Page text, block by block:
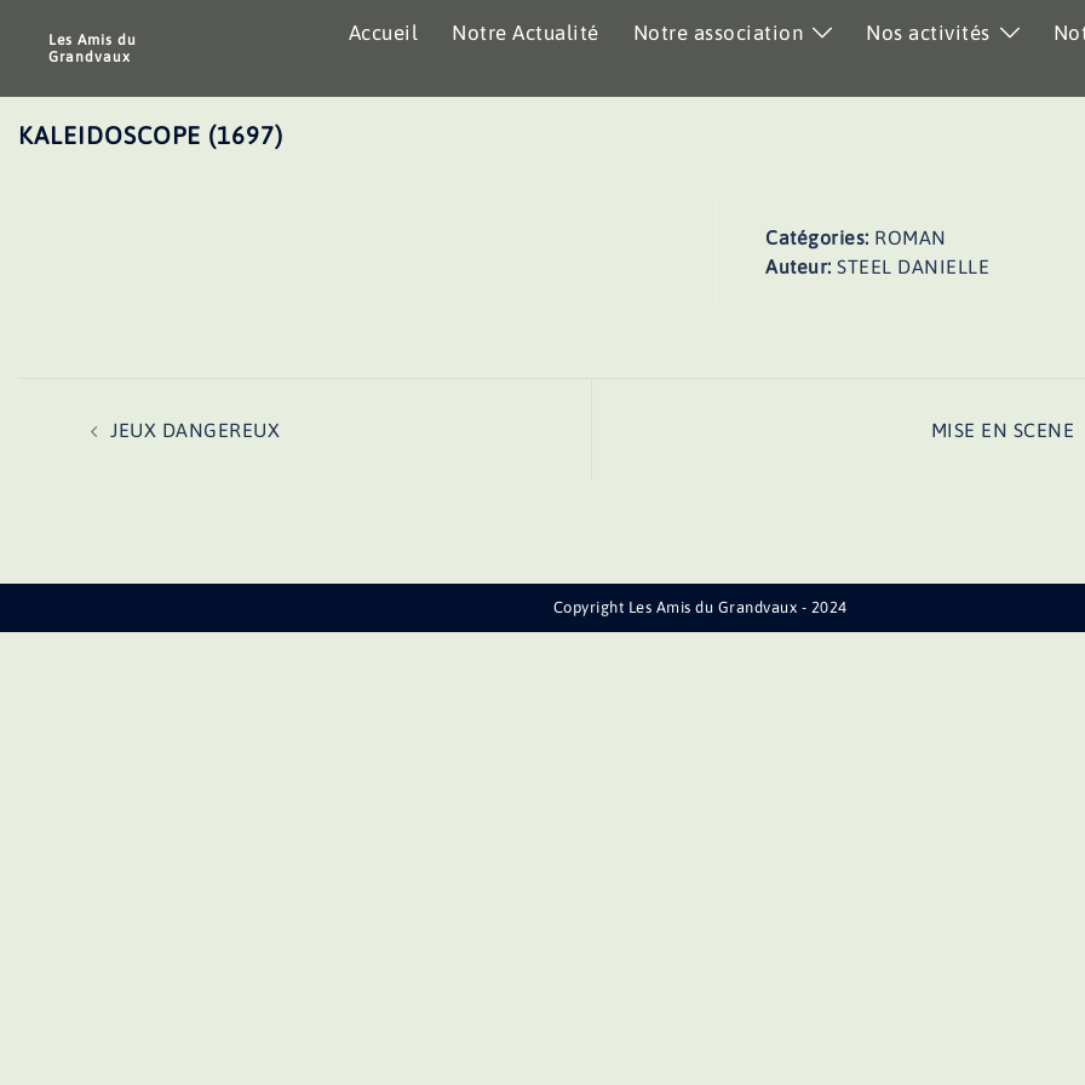
Les Amis du
Grandvaux
Accueil Notre Actualité Notre association Nos activités
KALEIDOSCOPE (1697)
Catégories: ROMAN
Auteur:STEEL DANIELLE
JEUX DANGEREUX MISE EN SCENE
Copyright Les Amis du Grandvaux - 2024